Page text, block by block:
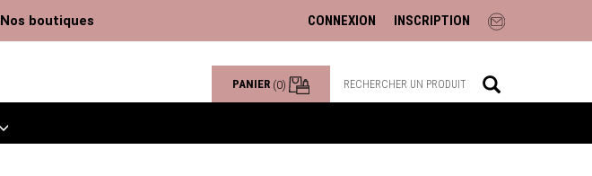
Nos boutiques CONNEXION INSCRIPTION
PANIER (0)